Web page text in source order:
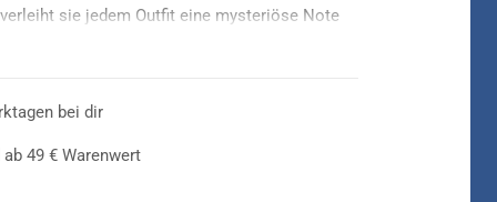
sie jedem Outfit eine mysteriöse Note
Auftritt auf jeder Party.
bei dir
49 € Warenwert